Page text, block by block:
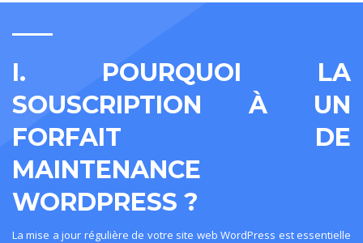
I. POURQUOI LA
SOUSCRIPTION À UN
FORFAIT DE
MAINTENANCE
WORDPRESS ?
La mise a jour régulière de votre site web WordPress est essentielle